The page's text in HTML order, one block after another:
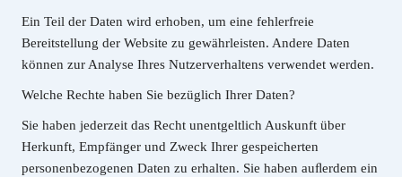
Ein Teil der Daten wird erhoben, um eine fehlerfreie
Bereitstellung der Website zu gewährleisten. Andere Daten
können zur Analyse Ihres Nutzerverhaltens verwendet werden.
Welche Rechte haben Sie bezüglich Ihrer Daten?
Sie haben jederzeit das Recht unentgeltlich Auskunft über
Herkunft, Empfänger und Zweck Ihrer gespeicherten
personenbezogenen Daten zu erhalten. Sie haben auﬂerdem ein